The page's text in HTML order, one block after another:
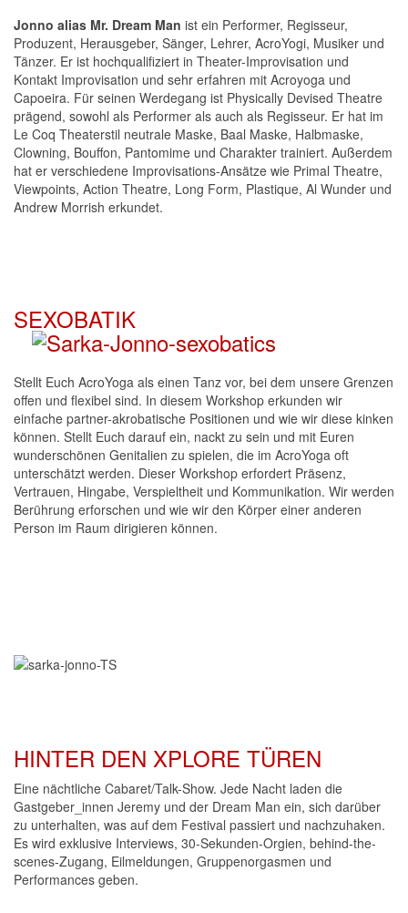
Jonno alias Mr. Dream Man ist ein Performer, Regisseur,
Produzent, Herausgeber, Sänger, Lehrer, AcroYogi, Musiker und
Tänzer. Er ist hochqualifiziert in Theater-Improvisation und
Kontakt Improvisation und sehr erfahren mit Acroyoga und
Capoeira. Für seinen Werdegang ist Physically Devised Theatre
prägend, sowohl als Performer als auch als Regisseur. Er hat im
Le Coq Theaterstil neutrale Maske, Baal Maske, Halbmaske,
Clowning, Bouffon, Pantomime und Charakter trainiert. Außerdem
hat er verschiedene Improvisations-Ansätze wie Primal Theatre,
Viewpoints, Action Theatre, Long Form, Plastique, Al Wunder und
Andrew Morrish erkundet.
SEXOBATIK
Stellt Euch AcroYoga als einen Tanz vor, bei dem unsere Grenzen
offen und flexibel sind. In diesem Workshop erkunden wir
einfache partner-akrobatische Positionen und wie wir diese kinken
können. Stellt Euch darauf ein, nackt zu sein und mit Euren
wunderschönen Genitalien zu spielen, die im AcroYoga oft
unterschätzt werden. Dieser Workshop erfordert Präsenz,
Vertrauen, Hingabe, Verspieltheit und Kommunikation. Wir werden
Berührung erforschen und wie wir den Körper einer anderen
Person im Raum dirigieren können.
HINTER DEN XPLORE TÜREN
Eine nächtliche Cabaret/Talk-Show. Jede Nacht laden die
Gastgeber_innen Jeremy und der Dream Man ein, sich darüber
zu unterhalten, was auf dem Festival passiert und nachzuhaken.
Es wird exklusive Interviews, 30-Sekunden-Orgien, behind-the-
scenes-Zugang, Eilmeldungen, Gruppenorgasmen und
Performances geben.